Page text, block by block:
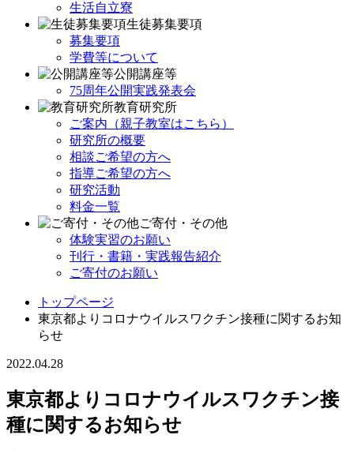
生活自立寮
生徒募集要項
募集要項
学費等について
公開講座等
75周年公開実践発表会
教育研究所
ご案内（親子教室はこちら）
研究所の概要
相談ご希望の方へ
指導ご希望の方へ
研究活動
料金一覧
ご寄付・その他
体験実習のお願い
刊行・書籍・実践報告紹介
ご寄付のお願い
トップページ
東京都よりコロナウイルスワクチン接種に関するお知
らせ
2022.04.28
東京都よりコロナウイルスワクチン接
種に関するお知らせ